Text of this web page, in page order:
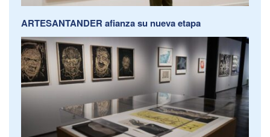
ARTESANTANDER afianza su nueva etapa